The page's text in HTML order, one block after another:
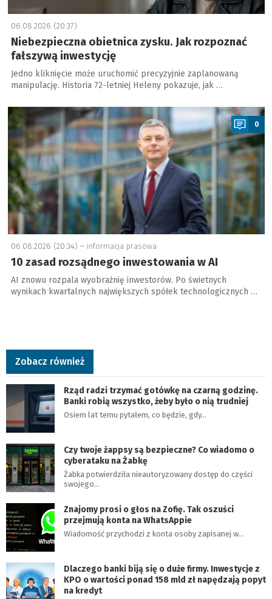
06.08.2026 (20:37)
Niebezpieczna obietnica zysku. Jak rozpoznać
fałszywą inwestycję
Jedno kliknięcie może uruchomić precyzyjnie zaplanowaną
manipulację. Historia 72-letniej Heleny pokazuje, jak …
a
0
06.08.2026 (20:34) – informacja prasowa
10 zasad rozsądnego inwestowania w AI
AI znowu rozpala wyobraźnię inwestorów. Po świetnych
wynikach kwartalnych największych spółek technologicznych …
Zobacz również
Rząd radzi trzymać gotówkę na czarną godzinę.
Banki robią wszystko, żeby było o nią trudniej
Osiem lat temu pytałem, co będzie, gdy…
Czy twoje żappsy są bezpieczne? Co wiadomo o
cyberataku na Żabkę
Żabka potwierdziła nieautoryzowany dostęp do części
swojego…
Znajomy prosi o głos na Zofię. Tak oszuści
przejmują konta na WhatsAppie
Wiadomość przychodzi z konta osoby zapisanej w…
Dlaczego banki biją się o duże firmy. Inwestycje z
KPO o wartości ponad 158 mld zł napędzają popyt
na kredyt